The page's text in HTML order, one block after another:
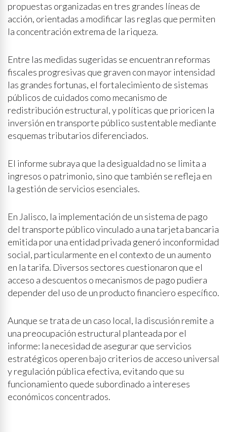
propuestas organizadas en tres grandes líneas de
acción, orientadas a modificar las reglas que permiten
la concentración extrema de la riqueza.
Entre las medidas sugeridas se encuentran reformas
fiscales progresivas que graven con mayor intensidad
las grandes fortunas, el fortalecimiento de sistemas
públicos de cuidados como mecanismo de
redistribución estructural, y políticas que prioricen la
inversión en transporte público sustentable mediante
esquemas tributarios diferenciados.
El informe subraya que la desigualdad no se limita a
ingresos o patrimonio, sino que también se refleja en
la gestión de servicios esenciales.
En Jalisco, la implementación de un sistema de pago
del transporte público vinculado a una tarjeta bancaria
emitida por una entidad privada generó inconformidad
social, particularmente en el contexto de un aumento
en la tarifa. Diversos sectores cuestionaron que el
acceso a descuentos o mecanismos de pago pudiera
depender del uso de un producto financiero específico.
Aunque se trata de un caso local, la discusión remite a
una preocupación estructural planteada por el
informe: la necesidad de asegurar que servicios
estratégicos operen bajo criterios de acceso universal
y regulación pública efectiva, evitando que su
funcionamiento quede subordinado a intereses
económicos concentrados.